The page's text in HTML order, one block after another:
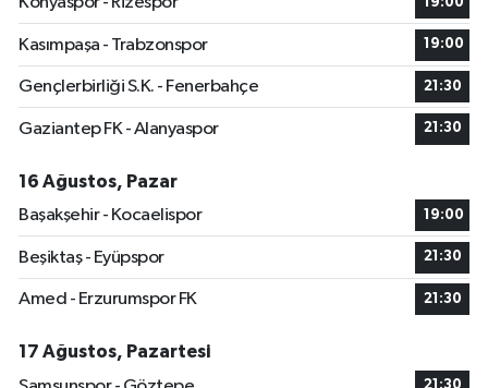
Kasımpaşa - Trabzonspor 19:00
Gençlerbirliği S.K. - Fenerbahçe 21:30
Gaziantep FK - Alanyaspor 21:30
16 Ağustos, Pazar
Başakşehir - Kocaelispor
19:00
Beşiktaş - Eyüpspor 21:30
Amed - Erzurumspor FK 21:30
17 Ağustos, Pazartesi